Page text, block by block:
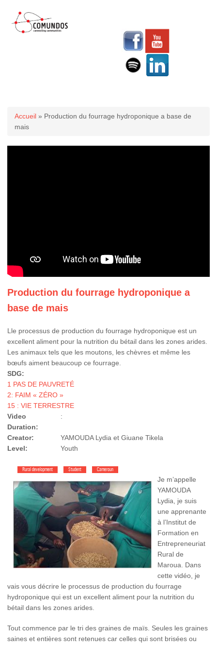
Vous êtes ici
Accueil » Production du fourrage hydroponique a base de
mais
Production du fourrage hydroponique a
base de mais
Lle processus de production du fourrage hydroponique est un
excellent aliment pour la nutrition du bétail dans les zones arides.
Les animaux tels que les moutons, les chèvres et même les
bœufs aiment beaucoup ce fourrage.
SDG:
1 PAS DE PAUVRETÉ
2: FAIM « ZÉRO »
15 : VIE TERRESTRE
Video
Duration:
:
Creator:
YAMOUDA Lydia et Giuane Tikela
Level:
Youth
Rural development Student Cameroun
Je m’appelle
YAMOUDA
Lydia, je suis
une apprenante
à l’Institut de
Formation en
Entrepreneuriat
Rural de
Maroua. Dans
cette vidéo, je
vais vous décrire le processus de production du fourrage
hydroponique qui est un excellent aliment pour la nutrition du
bétail dans les zones arides.
Tout commence par le tri des graines de maïs. Seules les graines
saines et entières sont retenues car celles qui sont brisées ou